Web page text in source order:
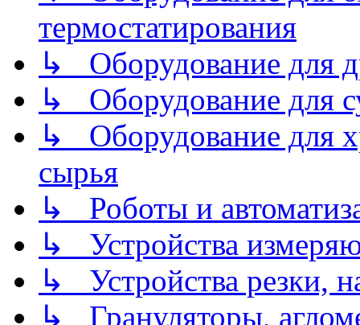
термостатирования
↳ Оборудование для
↳ Оборудование для
↳ Оборудование для
сырья
↳ Роботы и
↳ Устройства
↳ Устройства резки,
↳ Грануляторы,